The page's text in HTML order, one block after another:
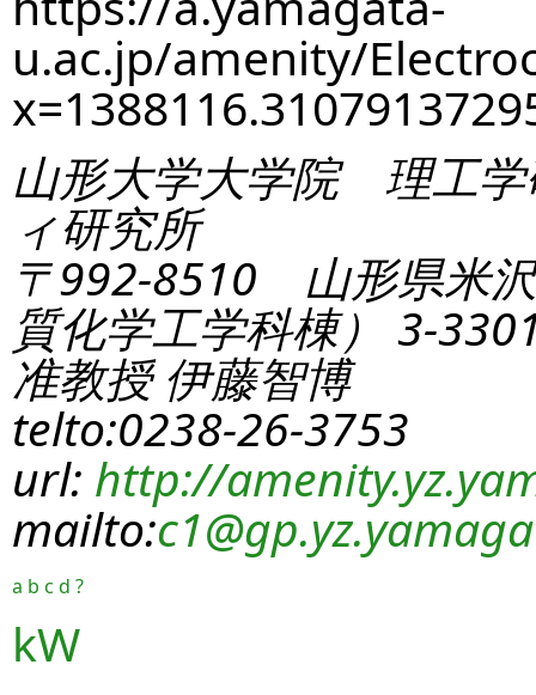
u.ac.jp/amenity/
山形大学大学院 理工学
ィ研究所
〒992-8510 山形県米
質化学工学科棟） 3-
准教授 伊藤智博
telto:0238-26-3753
url: http://
mailto:c1
a b c d ?
kW